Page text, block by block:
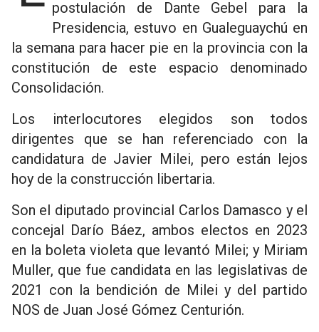
postulación de Dante Gebel para la
Presidencia, estuvo en Gualeguaychú en
la semana para hacer pie en la provincia con la
constitución de este espacio denominado
Consolidación.
Los interlocutores elegidos son todos
dirigentes que se han referenciado con la
candidatura de Javier Milei, pero están lejos
hoy de la construcción libertaria.
Son el diputado provincial Carlos Damasco y el
concejal Darío Báez, ambos electos en 2023
en la boleta violeta que levantó Milei; y Miriam
Muller, que fue candidata en las legislativas de
2021 con la bendición de Milei y del partido
NOS de Juan José Gómez Centurión.